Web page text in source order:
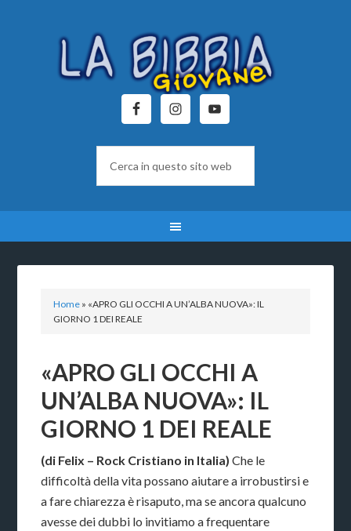
Home » «APRO GLI OCCHI A UN’ALBA NUOVA»: IL
GIORNO 1 DEI REALE
«APRO GLI OCCHI A
UN’ALBA NUOVA»: IL
GIORNO 1 DEI REALE
(di Felix – Rock Cristiano in Italia) Che le
difficoltà della vita possano aiutare a irrobustirsi e
a fare chiarezza è risaputo, ma se ancora qualcuno
avesse dei dubbi lo invitiamo a frequentare